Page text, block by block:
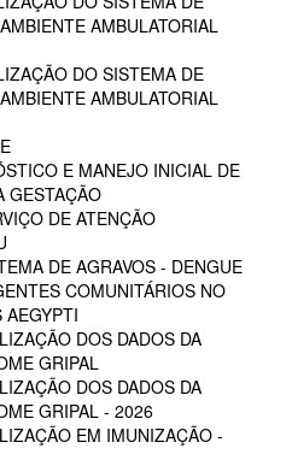
AMBULATORIAL
DO SISTEMA DE
AMBULATORIAL
E MANEJO INICIAL DE
GESTAÇÃO
DE ATENÇÃO
DE AGRAVOS - DENGUE
COMUNITÁRIOS NO
DOS DADOS DA
GRIPAL
DOS DADOS DA
GRIPAL - 2026
EM IMUNIZAÇÃO -